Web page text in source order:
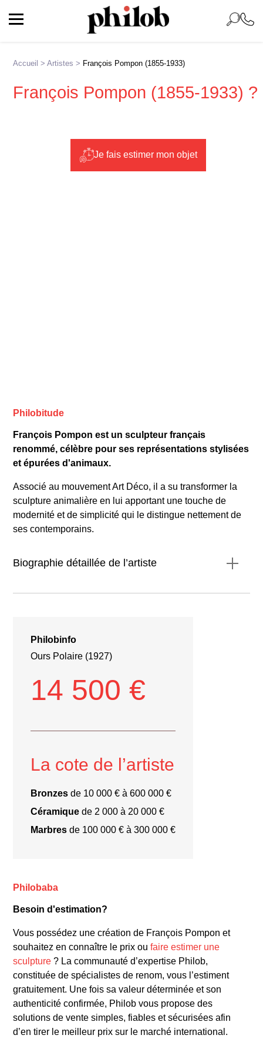
Accueil >Artistes > François Pompon (1855-1933)
François Pompon (1855-1933) ?
Je fais estimer mon objet
Philobitude
François Pompon est un sculpteur français
renommé, célèbre pour ses représentations stylisées
et épurées d'animaux.
Associé au mouvement Art Déco, il a su transformer la
sculpture animalière en lui apportant une touche de
modernité et de simplicité qui le distingue nettement de
ses contemporains.
Biographie détaillée de l’artiste
en bronze, cette sculpture est exposée au
Musée d’Orsay à Paris. Sa simplicité et son
élégance incarnent parfaitement le style de
Pompon.
Panthère Noire (1925): Un bronze patiné
noir, qui se distingue par ses lignes fluides et
épurées, visible au Musée des Beaux-Arts de
Dijon.
Pintade (1910-1912): Une petite sculpture
Philobinfo
Ours Polaire (1927)
14 500 €
La cote de l’artiste
Bronzes de 10 000 € à 600 000 €
Céramique de 2 000 à 20 000 €
Marbres de 100 000 € à 300 000 €
Philobaba
Besoin d'estimation?
Vous possédez une création de François Pompon et
souhaitez en connaître le prix oufaire estimer une
sculpture ? La communauté d’expertise Philob,
constituée de spécialistes de renom, vous l’estiment
gratuitement. Une fois sa valeur déterminée et son
authenticité confirmée, Philob vous propose des
solutions de vente simples, fiables et sécurisées afin
d’en tirer le meilleur prix sur le marché international.